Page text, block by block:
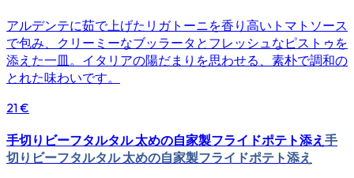
アルデンテに茹で上げたリガトーニを香り高いトマトソース
で包み、クリーミーなブッラータとフレッシュなピストゥを
添えた一皿。イタリアの陽だまりを思わせる、素朴で調和の
とれた味わいです。
21 €
手切りビーフタルタル 太めの自家製フライドポテト添え 手
切りビーフタルタル 太めの自家製フライドポテト添え